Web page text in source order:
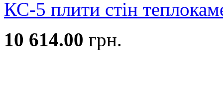
КС-5 плити стін
10 614.00 грн.